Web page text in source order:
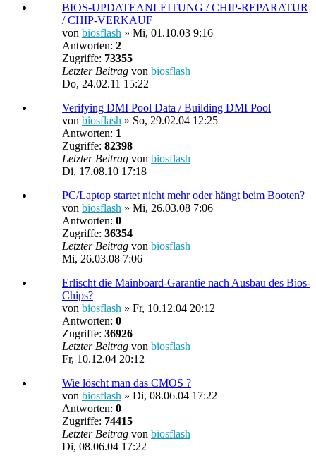
BIOS-UPDATEANLEITUNG / CHIP-REPARATUR
/ CHIP-VERKAUF
von biosflash » Mi, 01.10.03 9:16
Antworten: 2
Zugriffe: 73355
Letzter Beitrag von biosflash
Do, 24.02.11 15:22
Verifying DMI Pool Data / Building DMI Pool
von biosflash » So, 29.02.04 12:25
Antworten: 1
Zugriffe: 82398
Letzter Beitrag von biosflash
Di, 17.08.10 17:18
PC/Laptop startet nicht mehr oder hängt beim Booten?
von biosflash » Mi, 26.03.08 7:06
Antworten: 0
Zugriffe: 36354
Letzter Beitrag von biosflash
Mi, 26.03.08 7:06
Erlischt die Mainboard-Garantie nach Ausbau des Bios-
Chips?
von biosflash » Fr, 10.12.04 20:12
Antworten: 0
Zugriffe: 36926
Letzter Beitrag von biosflash
Fr, 10.12.04 20:12
Wie löscht man das CMOS ?
von biosflash » Di, 08.06.04 17:22
Antworten: 0
Zugriffe: 74415
Letzter Beitrag von biosflash
Di, 08.06.04 17:22